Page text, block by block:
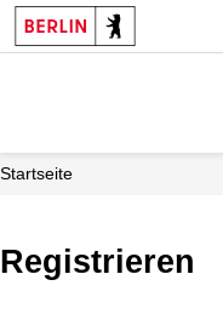
Startseite
Registrieren